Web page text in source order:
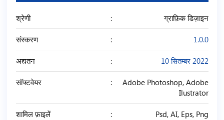
श्रेणी ग्राफ़िक डिज़ाइन
संस्करण 1.0.0
अद्यतन 10 सितम्बर 2022
सॉफ्टवेयर
Adobe Photoshop, Adobe
Ilustrator
शामिल फ़ाइलें Psd, AI, Eps, Png